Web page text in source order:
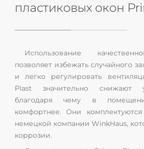
пластиковых окон
Использование
позволяет избежать случайного
и легко регулировать
Plast значительно снижают
благодаря чему в
комфортнее. Они
немецкой компании WinkHaus,
коррозии.